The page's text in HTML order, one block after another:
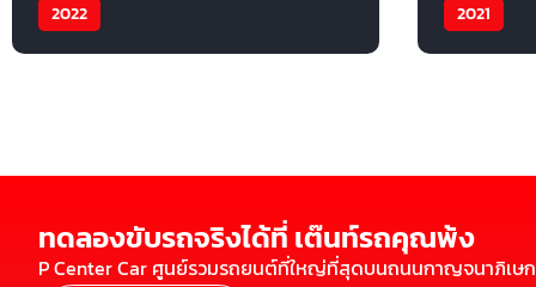
2022 2021
ทดลองขับรถจริงได้ที่ เต๊นท์รถคุณพ้ง
P Center Car ศูนย์รวมรถยนต์ที่ใหญ่ที่สุดบนถนนกาญจนาภิเษก